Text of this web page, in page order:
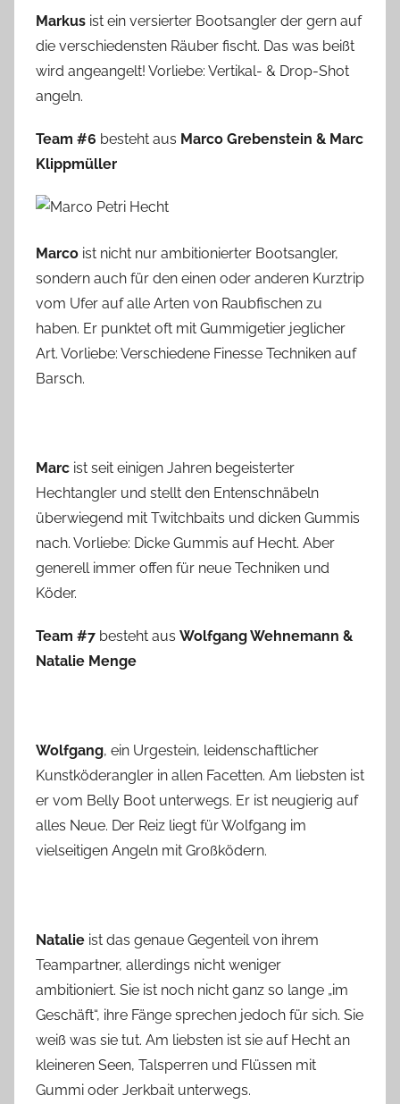
Markus ist ein versierter Bootsangler der gern auf
die verschiedensten Räuber fischt. Das was beißt
wird angeangelt! Vorliebe: Vertikal- & Drop-Shot
angeln.
Team #6 besteht aus Marco Grebenstein & Marc
Klippmüller
Marco ist nicht nur ambitionierter Bootsangler,
sondern auch für den einen oder anderen Kurztrip
vom Ufer auf alle Arten von Raubfischen zu
haben. Er punktet oft mit Gummigetier jeglicher
Art. Vorliebe: Verschiedene Finesse Techniken auf
Barsch.
Marc ist seit einigen Jahren begeisterter
Hechtangler und stellt den Entenschnäbeln
überwiegend mit Twitchbaits und dicken Gummis
nach. Vorliebe: Dicke Gummis auf Hecht. Aber
generell immer offen für neue Techniken und
Köder.
Team #7 besteht aus Wolfgang Wehnemann &
Natalie Menge
Wolfgang, ein Urgestein, leidenschaftlicher
Kunstköderangler in allen Facetten. Am liebsten ist
er vom Belly Boot unterwegs. Er ist neugierig auf
alles Neue. Der Reiz liegt für Wolfgang im
vielseitigen Angeln mit Großködern.
Natalie ist das genaue Gegenteil von ihrem
Teampartner, allerdings nicht weniger
ambitioniert. Sie ist noch nicht ganz so lange „im
Geschäft“, ihre Fänge sprechen jedoch für sich. Sie
weiß was sie tut. Am liebsten ist sie auf Hecht an
kleineren Seen, Talsperren und Flüssen mit
Gummi oder Jerkbait unterwegs.